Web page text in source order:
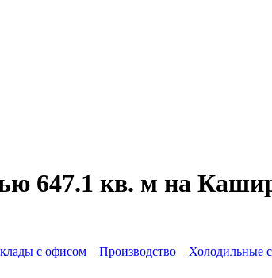
647.1 кв. м на
с офисом Производство
Холодильные